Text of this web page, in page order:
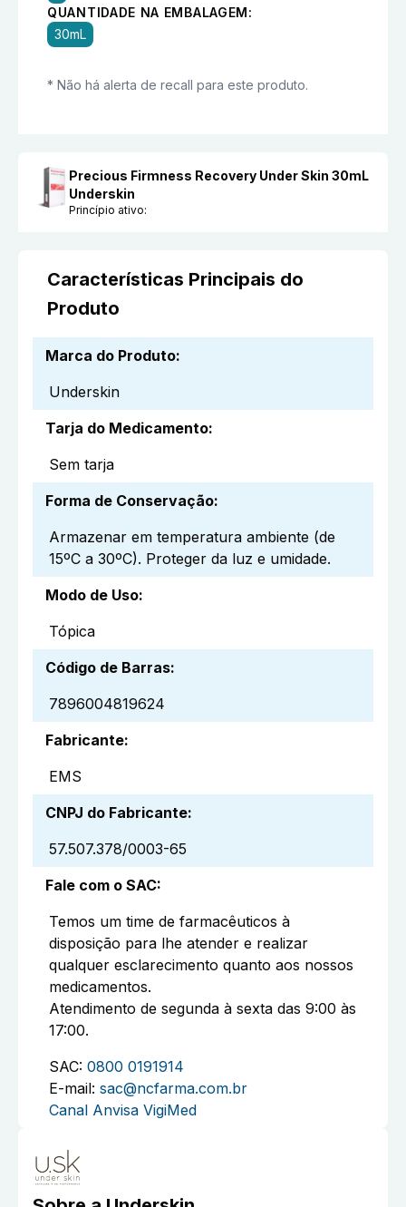
QUANTIDADE NA EMBALAGEM:
30mL
* Não há alerta de recall para este produto.
Precious Firmness Recovery Under Skin 30mL
Underskin
Princípio ativo:
Características Principais do
Produto
Marca do Produto:
Underskin
Tarja do Medicamento:
Sem tarja
Forma de Conservação:
Armazenar em temperatura ambiente (de
15ºC a 30ºC). Proteger da luz e umidade.
Modo de Uso:
Tópica
Código de Barras:
7896004819624
Fabricante:
EMS
CNPJ do Fabricante:
57.507.378/0003-65
Fale com o SAC:
Temos um time de farmacêuticos à
disposição para lhe atender e realizar
qualquer esclarecimento quanto aos nossos
medicamentos.
Atendimento de segunda à sexta das 9:00 às
17:00.
SAC: 0800 0191914
E-mail: sac@ncfarma.com.br
Canal Anvisa VigiMed